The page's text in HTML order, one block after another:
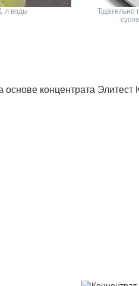
л воды
Тщательно
концентрата Элитест